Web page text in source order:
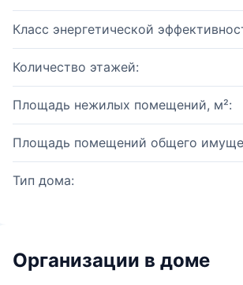
Класс энергетической
Количество этажей:
Площадь нежилых помещений, м²:
Площадь помещений общего
Тип дома:
Организации в доме